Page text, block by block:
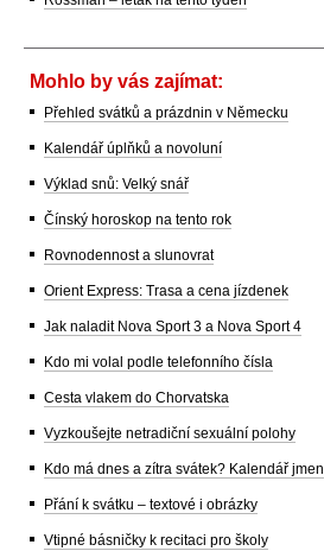
Mohlo by vás zajímat:
Přehled svátků a prázdnin v Německu
Kalendář úplňků a novoluní
Výklad snů: Velký snář
Čínský horoskop na tento rok
Rovnodennost a slunovrat
Orient Express: Trasa a cena jízdenek
Jak naladit Nova Sport 3 a Nova Sport 4
Kdo mi volal podle telefonního čísla
Cesta vlakem do Chorvatska
Vyzkoušejte netradiční sexuální polohy
Kdo má dnes a zítra svátek? Kalendář jmen
Přání k svátku – textové i obrázky
Vtipné básničky k recitaci pro školy